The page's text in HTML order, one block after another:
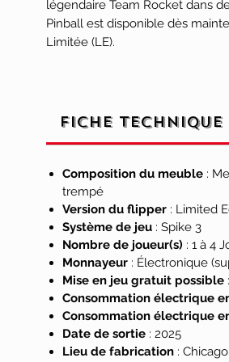
légendaire Team Rocket dans
Pinball est disponible dès
Limitée (LE).
tissent des liens avec leurs
et animée, les joueurs
regorge de rampes, de toupies
Pokémon. Un Pikachu
vous encourage tout au long
affronter des rivaux dans des
de l’arène. Mais le danger n’est
Giovanni entrent en scène,
défier le joueur. Les versions
interactif, ajoutant une dose
Chaque détail de Pokémon by
afin de rendre hommage à
Fiche technique
Composition du meuble :
trempé
Version du flipper : Limited
Système de jeu : Spike 3
Nombre de joueur(s) : 1 à 4
Monnayeur : Électronique
Mise en jeu gratuit possible
Consommation électrique
Consommation électrique
Date de sortie : 2025
Lieu de fabrication :